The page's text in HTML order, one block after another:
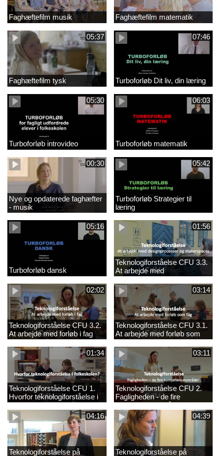
Faghæftefilm musik Faghæftefilm matematik
05:37
Faghæftefilm tysk
07:46
Turboforløb Dit liv, din læring
05:30
Turboforløb introvideo
06:03
Turboforløb matematik
00:30
Nye og opdaterede faghæfter
- musik
05:42
Turboforløb Strategier til
læring
05:16
Turboforløb dansk
01:56
Teknologiforståelse CFU 3.3.
At arbejde med
designprocesser og
makerspaces
02:02
Teknologiforståelse CFU 3.2.
At arbejde med forløb i fag
03:14
Teknologiforståelse CFU 3.1.
At arbejde med forløb som
fag
01:34
Teknologiforståelse CFU 1.
Hvorfor teknologiforståelse i
folkeskolen?
03:11
Teknologiforståelse CFU 2.
Fagligheden - de fire
kompetenceområder
04:16
Teknologiforståelse på
04:39
Teknologiforståelse på